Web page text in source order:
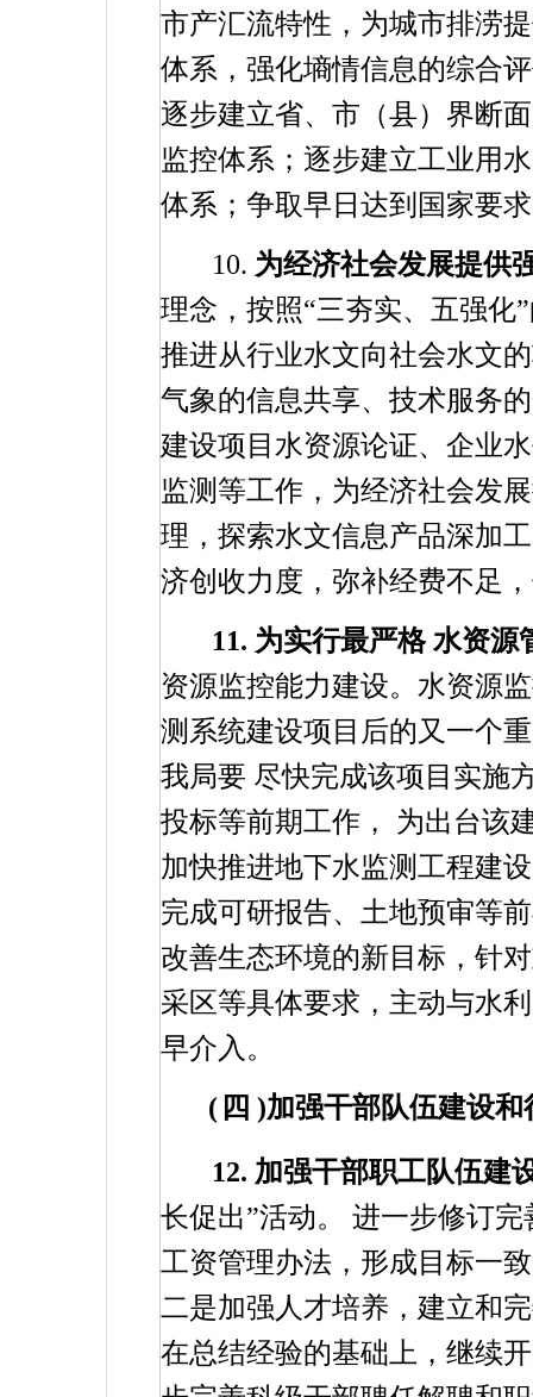
市产汇流特性，为城市排涝
体系，强化墒情信息的综合
逐步建立省、市（县）界断
监控体系；逐步建立工业用
体系；争取早日达到国家要
10. 为经济社会发展提供
理念，按照“三夯实、五强化
推进从行业水文向社会水文
气象的信息共享、技术服务
建设项目水资源论证、企业
监测等工作，为经济社会发
理，探索水文信息产品深加
济创收力度，弥补经费不足
11. 为实行最严格 水资源
资源监控能力建设。水资源
测系统建设项目后的又一个
我局要 尽快完成该项目实施
投标等前期工作，
为出台该
加快推进地下水监测工程建
完成可研报告、土地预审等
改善生态环境的新目标，针
采区等具体要求，主动与水
早介入。
( 四 )加强干部队伍建设和
12. 加强干部职工队伍建
长促出”活动。
进一步修订完
工资管理办法，形成目标一
二是加强人才培养，建立和
在总结经验的基础上，继续